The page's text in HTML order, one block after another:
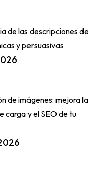
de las descripciones de
y persuasivas
de imágenes: mejora la
carga y el SEO de tu